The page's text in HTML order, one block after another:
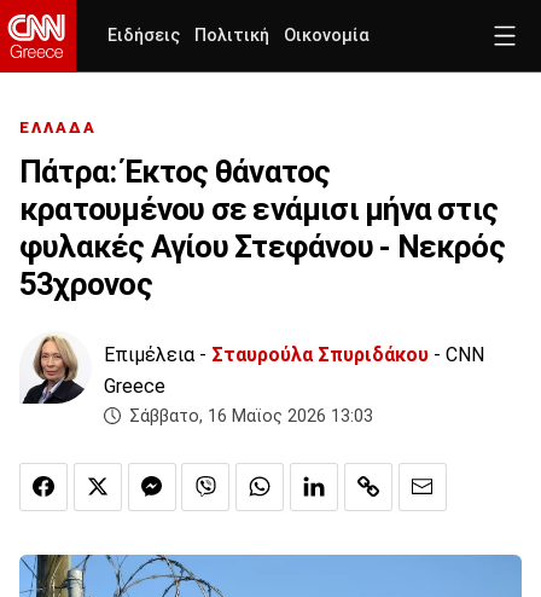
Ειδήσεις Πολιτική Οικονομία
ΕΛΛΑΔΑ
Πάτρα: Έκτος θάνατος
κρατουμένου σε ενάμισι μήνα στις
φυλακές Αγίου Στεφάνου - Νεκρός
53χρονος
Επιμέλεια - Σταυρούλα Σπυριδάκου - CNN
Greece
Σάββατο, 16 Μαϊος 2026 13:03